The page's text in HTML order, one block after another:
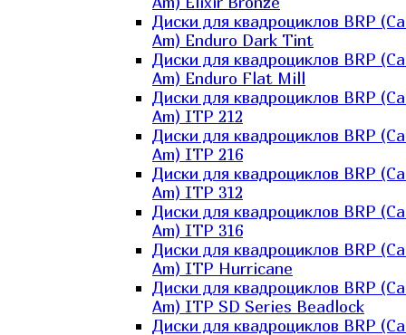
Диски для квадроциклов BRP
Am) Enduro Dark Tint
Диски для квадроциклов BRP
Am) Enduro Flat Mill
Диски для квадроциклов BRP
Am) ITP 212
Диски для квадроциклов BRP
Am) ITP 216
Диски для квадроциклов BRP
Am) ITP 312
Диски для квадроциклов BRP
Am) ITP 316
Диски для квадроциклов BRP
Am) ITP Hurricane
Диски для квадроциклов BRP
Am) ITP SD Series Beadlock
Диски для квадроциклов BRP